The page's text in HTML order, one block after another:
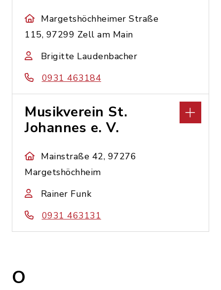
Margetshöchheimer Straße
115, 97299 Zell am Main
Brigitte Laudenbacher
0931 463184
Musikverein St.
Johannes e. V.
Mainstraße 42, 97276
Margetshöchheim
Rainer Funk
0931 463131
O